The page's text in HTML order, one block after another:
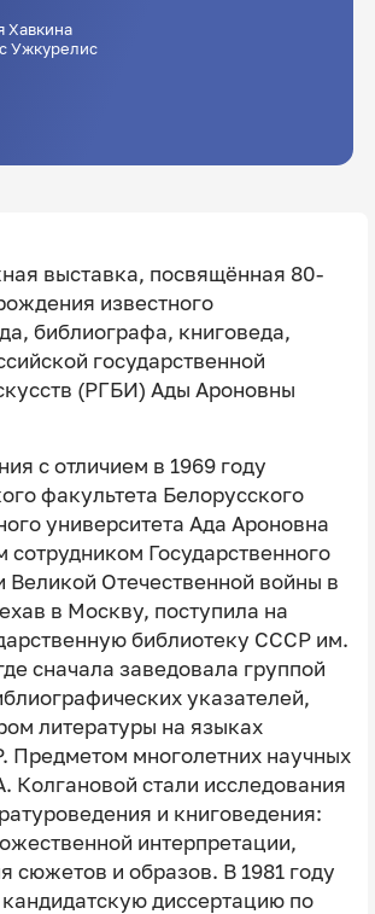
Хавкина
Ужкурелис
выставка, посвящённая 80-
известного
библиографа, книговеда,
государственной
(РГБИ) Ады Ароновны
с отличием в 1969 году
факультета Белорусского
университета Ада Ароновна
сотрудником Государственного
Великой Отечественной войны в
в Москву, поступила на
библиотеку СССР им.
сначала заведовала группой
указателей,
литературы на языках
Предметом многолетних научных
Колгановой стали исследования
и книговедения:
интерпретации,
сюжетов и образов. В 1981 году
диссертацию по